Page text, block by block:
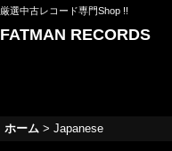
厳選中古レコード専門Shop !!
FATMAN RECORDS
ホーム > Japanese